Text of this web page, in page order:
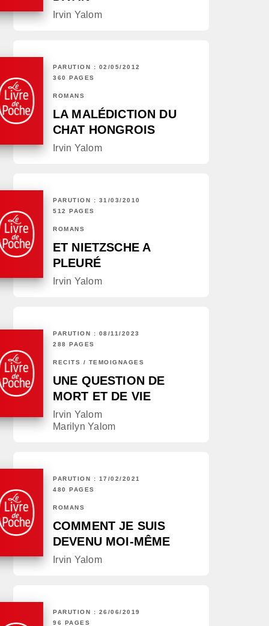
Irvin Yalom
PARUTION : 02/05/2012
360 PAGES
ROMANS
LA MALÉDICTION DU
CHAT HONGROIS
Irvin Yalom
PARUTION : 31/03/2010
512 PAGES
ROMANS
ET NIETZSCHE A
PLEURÉ
Irvin Yalom
PARUTION : 08/11/2023
288 PAGES
RÉCITS / TÉMOIGNAGES
UNE QUESTION DE
MORT ET DE VIE
Irvin Yalom
Marilyn Yalom
PARUTION : 17/02/2021
480 PAGES
ROMANS
COMMENT JE SUIS
DEVENU MOI-MÊME
Irvin Yalom
PARUTION : 26/06/2019
96 PAGES